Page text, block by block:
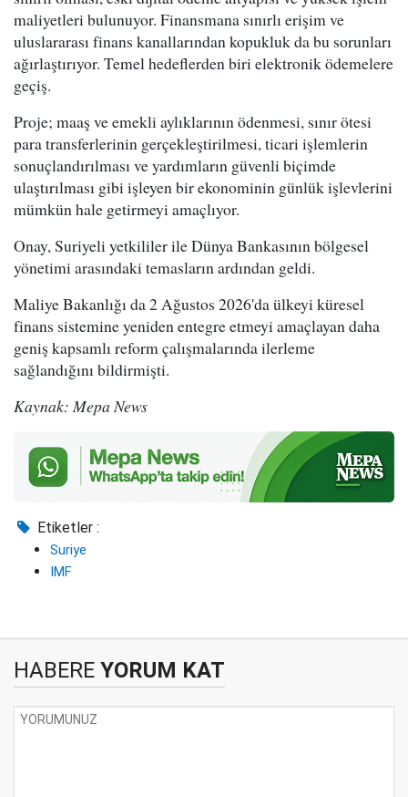
maliyetleri bulunuyor. Finansmana sınırlı erişim ve
uluslararası finans kanallarından kopukluk da bu sorunları
ağırlaştırıyor. Temel hedeflerden biri elektronik ödemelere
geçiş.
Proje; maaş ve emekli aylıklarının ödenmesi, sınır ötesi
para transferlerinin gerçekleştirilmesi, ticari işlemlerin
sonuçlandırılması ve yardımların güvenli biçimde
ulaştırılması gibi işleyen bir ekonominin günlük işlevlerini
mümkün hale getirmeyi amaçlıyor.
Onay, Suriyeli yetkililer ile Dünya Bankasının bölgesel
yönetimi arasındaki temasların ardından geldi.
Maliye Bakanlığı da 2 Ağustos 2026'da ülkeyi küresel
finans sistemine yeniden entegre etmeyi amaçlayan daha
geniş kapsamlı reform çalışmalarında ilerleme
sağlandığını bildirmişti.
Kaynak: Mepa News
Etiketler :
Suriye
IMF
HABERE YORUM KAT